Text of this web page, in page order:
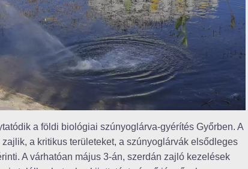
a földi biológiai szúnyoglárva-gyérítés Győrben. A
a kritikus területeket, a szúnyoglárvák elsődleges
A várhatóan május 3-án, szerdán zajló kezelések